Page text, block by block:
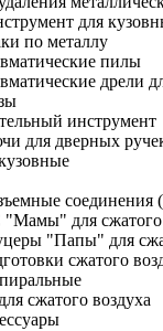
для
по металлу
пилы
дрели
инструмент
для дверных
соединения
для сжатого
"Папы" для
сжатого
сжатого воздуха